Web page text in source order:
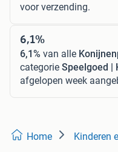
voor verzending.
6,1%
6,1% van alle
categorie Speelgoed |
afgelopen week
Home Kinderen